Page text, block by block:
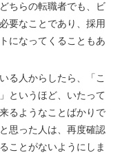
ちらの転職者でも、ビ
要なことであり、採用
になってくることもあ
る人からしたら、「こ
というほど、いたって
るようなことばかりで
思った人は、再度確認
ことがないようにしま